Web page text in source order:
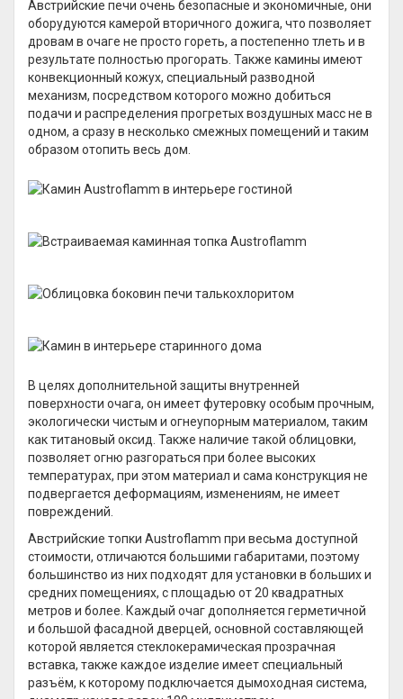
Австрийские печи очень безопасные и экономичные, они
оборудуются камерой вторичного дожига, что позволяет
дровам в очаге не просто гореть, а постепенно тлеть и в
результате полностью прогорать. Также камины имеют
конвекционный кожух, специальный разводной
механизм, посредством которого можно добиться
подачи и распределения прогретых воздушных масс не в
одном, а сразу в несколько смежных помещений и таким
образом отопить весь дом.
В целях дополнительной защиты внутренней
поверхности очага, он имеет футеровку особым прочным,
экологически чистым и огнеупорным материалом, таким
как титановый оксид. Также наличие такой облицовки,
позволяет огню разгораться при более высоких
температурах, при этом материал и сама конструкция не
подвергается деформациям, изменениям, не имеет
повреждений.
Австрийские топки Austroflamm при весьма доступной
стоимости, отличаются большими габаритами, поэтому
большинство из них подходят для установки в больших и
средних помещениях, с площадью от 20 квадратных
метров и более. Каждый очаг дополняется герметичной
и большой фасадной дверцей, основной составляющей
которой является стеклокерамическая прозрачная
вставка, также каждое изделие имеет специальный
разъём, к которому подключается дымоходная система,